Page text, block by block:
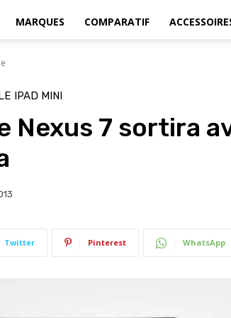
MARQUES COMPARATIF
IPAD MINI
Nexus 7 sortira
Twitter Pinterest WhatsApp